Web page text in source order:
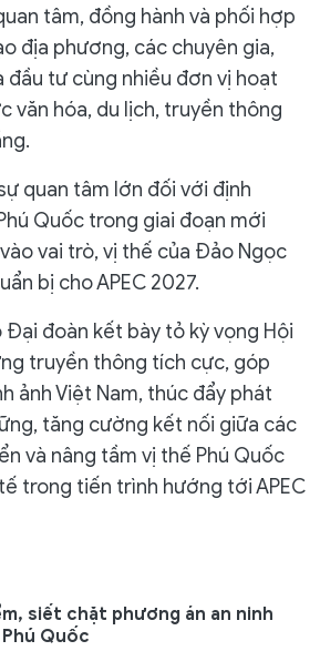
tâm, đồng hành và phối hợp
địa phương, các chuyên gia,
đầu tư cùng nhiều đơn vị hoạt
văn hóa, du lịch, truyền thông
quan tâm lớn đối với định
Quốc trong giai đoạn mới
vai trò, vị thế của Đảo Ngọc
bị cho APEC 2027.
Đại đoàn kết bày tỏ kỳ vọng Hội
truyền thông tích cực, góp
ảnh Việt Nam, thúc đẩy phát
tăng cường kết nối giữa các
và nâng tầm vị thế Phú Quốc
trong tiến trình hướng tới APEC
siết chặt phương án an ninh
Quốc